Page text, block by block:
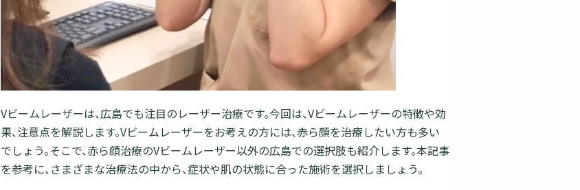
Vビームレーザーは、広島でも注目のレーザー治療です。今回は、Vビームレーザーの特徴や効
果、注意点を解説します。Vビームレーザーをお考えの方には、赤ら顔を治療したい方も多い
でしょう。そこで、赤ら顔治療のVビームレーザー以外の広島での選択肢も紹介します。本記事
を参考に、さまざまな治療法の中から、症状や肌の状態に合った施術を選択しましょう。